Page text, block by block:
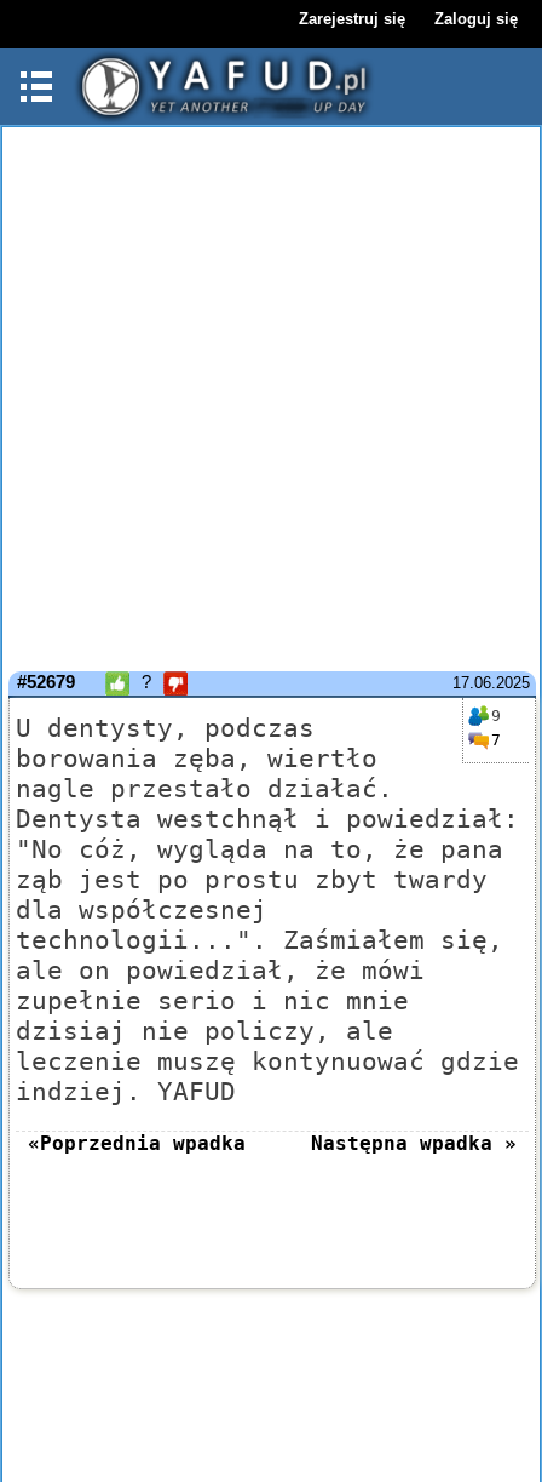
Zarejestruj się Zaloguj się
17.06.2025
#52679 ?
9
7
U dentysty, podczas
borowania zęba, wiertło
nagle przestało działać.
Dentysta westchnął i powiedział:
"No cóż, wygląda na to, że pana
ząb jest po prostu zbyt twardy
dla współczesnej
technologii...". Zaśmiałem się,
ale on powiedział, że mówi
zupełnie serio i nic mnie
dzisiaj nie policzy, ale
leczenie muszę kontynuować gdzie
indziej. YAFUD
«Poprzednia wpadka Następna wpadka »